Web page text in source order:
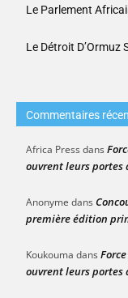
Le Parlement
Le Détroit D’Ormuz
Commentaires
Africa Press dans
ouvrent leurs portes
Anonyme dans
première édition
Koukouma dans
ouvrent leurs portes